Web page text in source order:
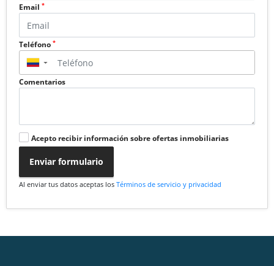
Email *
Teléfono *
▼
Comentarios
Acepto recibir información sobre ofertas inmobiliarias
Enviar formulario
Al enviar tus datos aceptas los Términos de servicio y privacidad